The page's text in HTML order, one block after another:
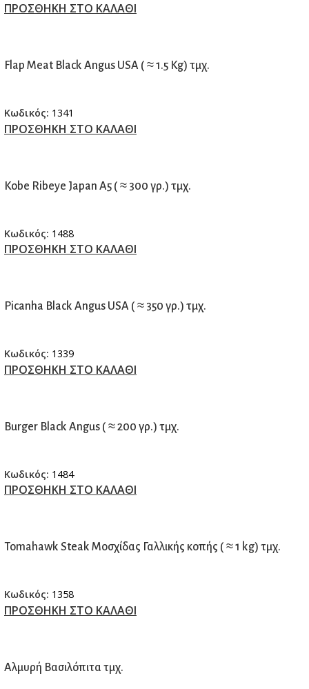
ΠΡΟΣΘΗΚΗ ΣΤΟ ΚΑΛΑΘΙ
Flap Meat Black Angus USA ( ≈ 1.5 Kg) τμχ.
Κωδικός: 1341
ΠΡΟΣΘΗΚΗ ΣΤΟ ΚΑΛΑΘΙ
Kobe Ribeye Japan A5 ( ≈ 300 γρ.) τμχ.
Κωδικός: 1488
ΠΡΟΣΘΗΚΗ ΣΤΟ ΚΑΛΑΘΙ
Picanha Black Angus USA ( ≈ 350 γρ.) τμχ.
Κωδικός: 1339
ΠΡΟΣΘΗΚΗ ΣΤΟ ΚΑΛΑΘΙ
Burger Black Angus ( ≈ 200 γρ.) τμχ.
Κωδικός: 1484
ΠΡΟΣΘΗΚΗ ΣΤΟ ΚΑΛΑΘΙ
Tomahawk Steak Μοσχίδας Γαλλικής κοπής ( ≈ 1 kg) τμχ.
Κωδικός: 1358
ΠΡΟΣΘΗΚΗ ΣΤΟ ΚΑΛΑΘΙ
Αλμυρή Βασιλόπιτα τμχ.